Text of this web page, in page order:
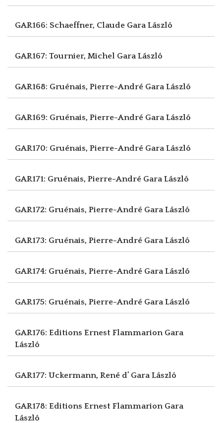
GAR166: Schaeffner, Claude Gara László
GAR167: Tournier, Michel Gara László
GAR168: Gruénais, Pierre-André Gara László
GAR169: Gruénais, Pierre-André Gara László
GAR170: Gruénais, Pierre-André Gara László
GAR171: Gruénais, Pierre-André Gara László
GAR172: Gruénais, Pierre-André Gara László
GAR173: Gruénais, Pierre-André Gara László
GAR174: Gruénais, Pierre-André Gara László
GAR175: Gruénais, Pierre-André Gara László
GAR176: Editions Ernest Flammarion Gara
László
GAR177: Uckermann, René d’ Gara László
GAR178: Editions Ernest Flammarion Gara
László